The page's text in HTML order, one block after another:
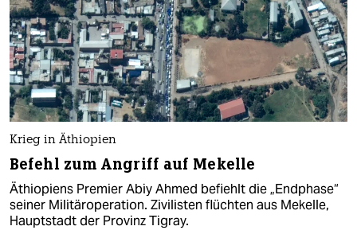
Krieg in Äthiopien
Befehl zum Angriff auf Mekelle
Äthiopiens Premier Abiy Ahmed befiehlt die „Endphase“
seiner Militäroperation. Zivilisten flüchten aus Mekelle,
Hauptstadt der Provinz Tigray.